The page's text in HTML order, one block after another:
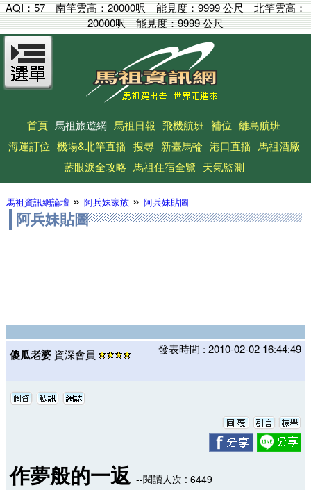
AQI：57 南竿雲高：20000呎能見度：9999 公尺北竿雲高：
20000呎能見度：9999 公尺
首頁 馬祖旅遊網 馬祖日報 飛機航班 補位 離島航班
海運訂位 機場&北竿直播 搜尋 新臺馬輪 港口直播 馬祖酒廠
藍眼淚全攻略 馬祖住宿全覽 天氣監測
馬祖資訊網論壇» 阿兵妹家族» 阿兵妹貼圖
阿兵妹貼圖
傻瓜老婆 資深會員 發表時間 : 2010-02-02 16:44:49
作夢般的一返 --閱讀人次 : 6449